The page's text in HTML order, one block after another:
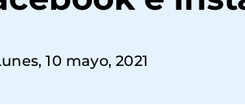
10 mayo, 2021